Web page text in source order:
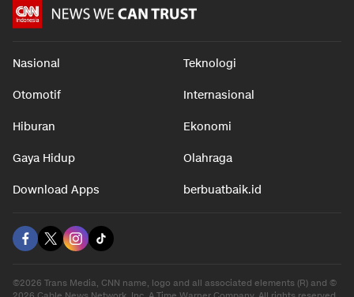
Nasional Teknologi
Otomotif Internasional
Hiburan Ekonomi
Gaya Hidup Olahraga
Download Apps berbuatbaik.id
©2026 Trans Media, CNN name, logo and all associated elements (R) and ©